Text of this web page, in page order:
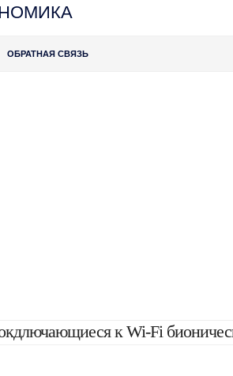
ОБРАТНАЯ СВЯЗЬ
к Wi-Fi